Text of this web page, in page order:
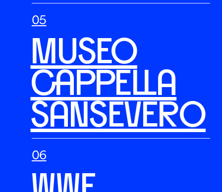
MUSEO
CAPPELLA
SANSEVERO